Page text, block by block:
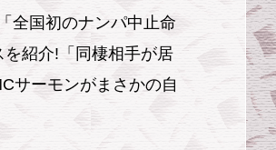
全国初のナンパ中止命
紹介!「同棲相手が居
サーモンがまさかの自